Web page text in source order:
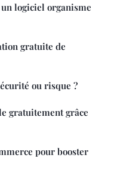
logiciel organisme
gratuite de
ou risque ?
gratuitement grâce
pour booster